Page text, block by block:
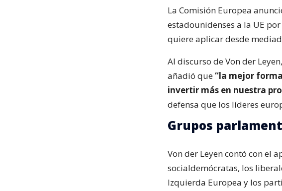
La Comisión Europea
estadounidenses a la UE
quiere aplicar desde
Al discurso de Von der
añadió que“la mejor
invertir más en nuestra
defensa que los líderes
Grupos
Von der Leyen contó con el
socialdemócratas, los
Izquierda Europea y los